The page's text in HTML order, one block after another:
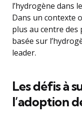
l’hydrogène dans
Dans un contexte
plus au centre
basée sur
leader.
Les défis à
l’adoption